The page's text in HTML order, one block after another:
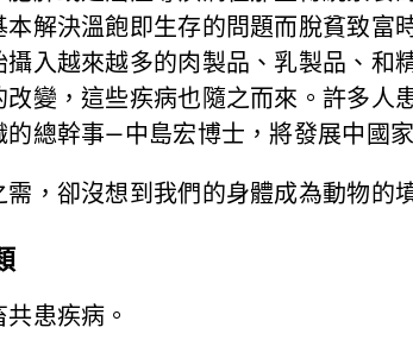
解決溫飽即生存的問題而脫貧致
入越來越多的肉製品、乳製品、和
變，這些疾病也隨之而來。許多
總幹事—中島宏博士，將發展中國
，卻沒想到我們的身體成為動物的
患疾病。